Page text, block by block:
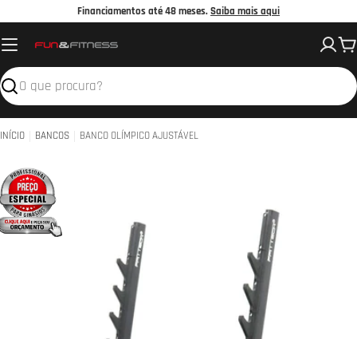
o
conteúdo
Financiamentos até 48 meses.Saiba mais aqui
Pesquisar
INÍCIO BANCOS BANCO OLÍMPICO AJUSTÁVEL